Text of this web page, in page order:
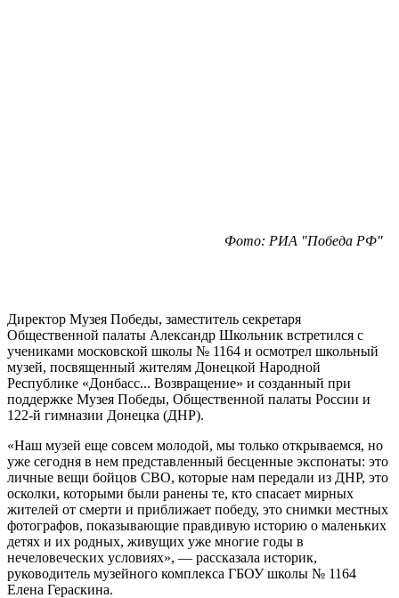
Фото: РИА "Победа РФ"
Директор Музея Победы, заместитель секретаря
Общественной палаты Александр Школьник встретился с
учениками московской школы № 1164 и осмотрел школьный
музей, посвященный жителям Донецкой Народной
Республике «Донбасс... Возвращение» и созданный при
поддержке Музея Победы, Общественной палаты России и
122-й гимназии Донецка (ДНР).
«Наш музей еще совсем молодой, мы только открываемся, но
уже сегодня в нем представленный бесценные экспонаты: это
личные вещи бойцов СВО, которые нам передали из ДНР, это
осколки, которыми были ранены те, кто спасает мирных
жителей от смерти и приближает победу, это снимки местных
фотографов, показывающие правдивую историю о маленьких
детях и их родных, живущих уже многие годы в
нечеловеческих условиях», — рассказала историк,
руководитель музейного комплекса ГБОУ школы № 1164
Елена Гераскина.